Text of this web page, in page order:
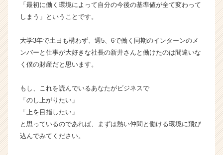
「最初に働く環境によって自分の今後の基準値が全て変わって
しまう」ということです。
大学3年で土日も構わず、週5、6で働く同期のインターンのメ
ンバーと仕事が大好きな社長の新井さんと働けたのは間違いな
く僕の財産だと思います。
もし、これを読んでいるあなたがビジネスで
「のし上がりたい」
「上を目指したい」
と思っているのであれば、まずは熱い仲間と働ける環境に飛び
込んでみてください。